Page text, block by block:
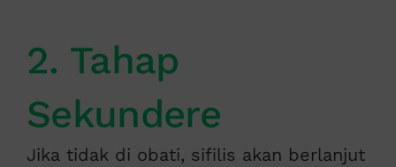
2. Tahap
Sekundere
Jika tidak di obati, sifilis akan berlanjut